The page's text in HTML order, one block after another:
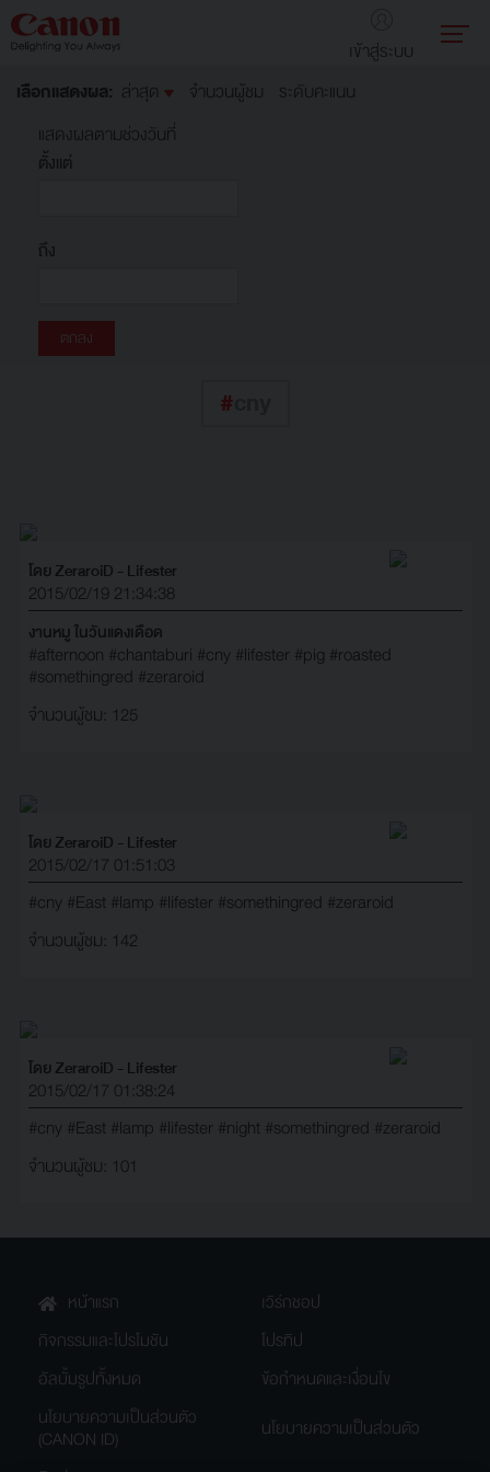
เข้าสู่ระบบ
เลือกแสดงผล: ล่าสุด จำนวนผู้ชม
ระดับคะแนน
แสดงผลตามช่วงวันที่
ตั้งแต่
ถึง
#
โดย ZeraroiD - Lifester
2015/02/19 21:34:38
งานหมู ในวันแดงเดือด
#afternoon #chantaburi #cny #lifester #pig #roasted
#somethingred #zeraroid
จำนวนผู้ชม: 125
โดย ZeraroiD - Lifester
2015/02/17 01:51:03
#cny #East #lamp #lifester #somethingred #zeraroid
จำนวนผู้ชม: 142
โดย ZeraroiD - Lifester
2015/02/17 01:38:24
#cny #East #lamp #lifester #night #somethingred #zeraroid
จำนวนผู้ชม: 101
หน้าแรก
เวิร์กชอป
กิจกรรมและโปรโมชัน
โปรทิป
อัลบั้มรูปทั้งหมด
ข้อกำหนดและเงื่อนไข
นโยบายความเป็นส่วนตัว
(CANON ID)
นโยบายความเป็นส่วนตัว